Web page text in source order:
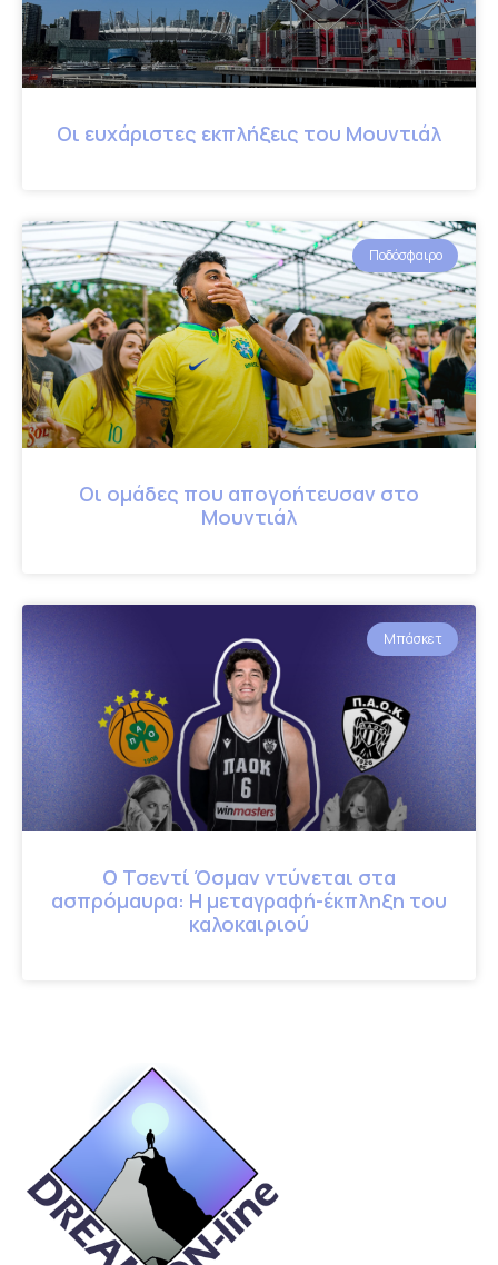
Οι ευχάριστες εκπλήξεις του Μουντιάλ
Ποδόσφαιρο
Οι ομάδες που απογοήτευσαν στο
Μουντιάλ
Μπάσκετ
Ο Τσεντί Όσμαν ντύνεται στα
ασπρόμαυρα: Η μεταγραφή-έκπληξη του
καλοκαιριού